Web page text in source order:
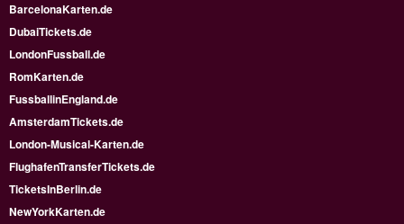
BarcelonaKarten.de
DubaiTickets.de
LondonFussball.de
RomKarten.de
FussballinEngland.de
AmsterdamTickets.de
London-Musical-Karten.de
FlughafenTransferTickets.de
TicketsInBerlin.de
NewYorkKarten.de